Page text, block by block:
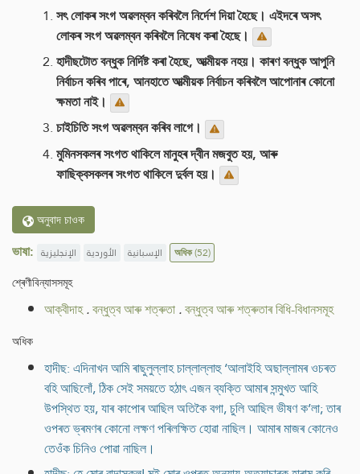
সৎ লোকৰ সংগ অৱলম্বন কৰিবলৈ নিৰ্দেশ দিয়া হৈছে। এইদৰে অসৎ
লোকৰ সংগ অৱলম্বন কৰিবলৈ নিষেধ কৰা হৈছে।
হাদীছটোত বন্ধুক নিৰ্দিষ্ট কৰা হৈছে, আত্মীয়ক নহয়। কাৰণ বন্ধুক আপুনি
নিৰ্বাচন কৰিব পাৰে, আনহাতে আত্মীয়ক নিৰ্বাচন কৰিবলৈ আপোনাৰ কোনো
ক্ষমতা নাই।
চাইচিতি সংগ অৱলম্বন কৰিব লাগে।
মুমিনসকলৰ সংগত থাকিলে মানুহৰ দ্বীন মজবুত হয়, আৰু
ফাছিক্বসকলৰ সংগত থাকিলে দুৰ্বল হয়।
অনুবাদ চাওক
ভাষা: الإنجليزية الأوردية الإسبانية অধিক(52)
শ্ৰেণীবিন্যাসসমূহ
আক্বীদাহ.বন্ধুত্ব আৰু শত্ৰুতা.বন্ধুত্ব আৰু শত্ৰুতাৰ বিধি-বিধানসমূহ
অধিক
হাদীছ: এদিনাখন আমি ৰাছুলুল্লাহ চাল্লাল্লাহু ‘আলাইহি অছাল্লামৰ ওচৰত
বহি আছিলোঁ, ঠিক সেই সময়তে হঠাৎ এজন ব্যক্তি আমাৰ সন্মুখত আহি
উপস্থিত হয়, যাৰ কাপোৰ আছিল অতিকৈ বগা, চুলি আছিল ভীষণ ক’লা; তাৰ
ওপৰত ভ্ৰমণৰ কোনো লক্ষণ পৰিলক্ষিত হোৱা নাছিল। আমাৰ মাজৰ কোনেও
তেওঁক চিনিও পোৱা নাছিল।